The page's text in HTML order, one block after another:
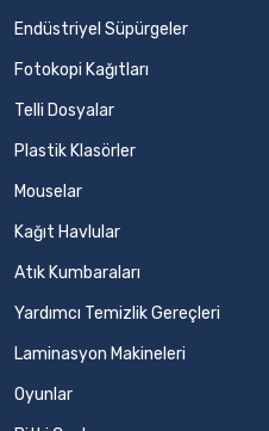
Endüstriyel Süpürgeler
Fotokopi Kağıtları
Telli Dosyalar
Plastik Klasörler
Mouselar
Kağıt Havlular
Atık Kumbaraları
Yardımcı Temizlik Gereçleri
Laminasyon Makineleri
Oyunlar